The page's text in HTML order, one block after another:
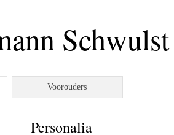
USA
Bill Schwulst
Schwulst
Voorouders
Personalia